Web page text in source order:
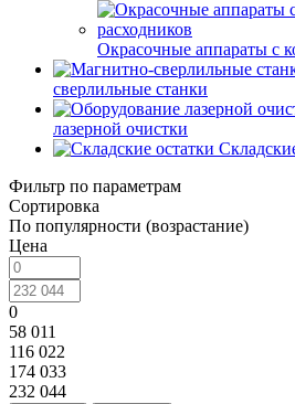
Окрасочные аппараты с
сверлильные станки
лазерной очистки
Фильтр по параметрам
Сортировка
По популярности (возрастание)
Цена
0
58 011
116 022
174 033
232 044